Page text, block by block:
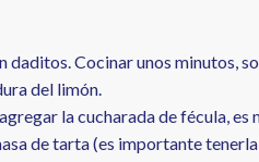
daditos. Cocinar unos minutos,
del limón.
la cucharada de fécula,
de tarta (es importante